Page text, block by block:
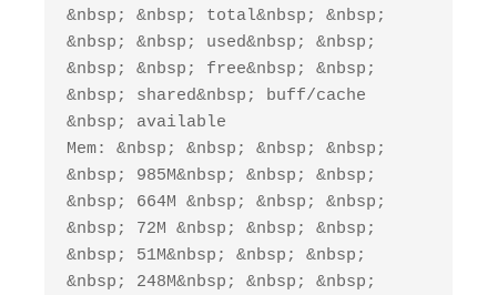
&nbsp; &nbsp; total&nbsp; &nbsp;
&nbsp; &nbsp; used&nbsp; &nbsp;
&nbsp; &nbsp; free&nbsp; &nbsp;
&nbsp; shared&nbsp; buff/cache
&nbsp; available
Mem: &nbsp; &nbsp; &nbsp; &nbsp;
&nbsp; 985M&nbsp; &nbsp; &nbsp;
&nbsp; 664M &nbsp; &nbsp; &nbsp;
&nbsp; 72M &nbsp; &nbsp; &nbsp;
&nbsp; 51M&nbsp; &nbsp; &nbsp;
&nbsp; 248M&nbsp; &nbsp; &nbsp;